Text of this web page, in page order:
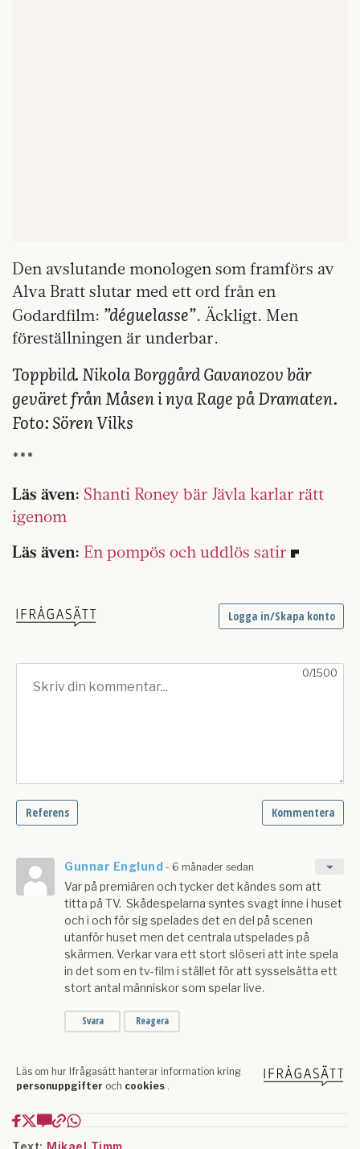
Den avslutande monologen som framförs av
Alva Bratt slutar med ett ord från en
Godardfilm: ”déguelasse”. Äckligt. Men
föreställningen är underbar.
Toppbild. Nikola Borggård Gavanozov bär
geväret från Måsen i nya Rage på Dramaten.
Foto: Sören Vilks
***
Läs även: Shanti Roney bär Jävla karlar rätt
igenom
Läs även: En pompös och uddlös satir